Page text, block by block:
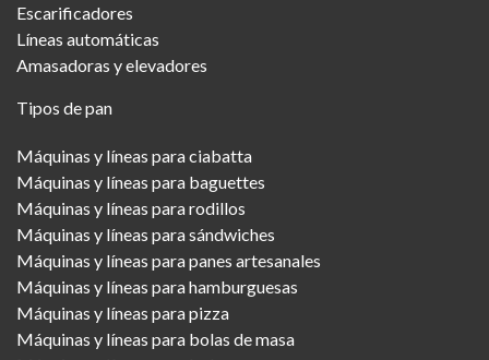
Escarificadores
Líneas automáticas
Amasadoras y elevadores
Tipos de pan
Máquinas y líneas para ciabatta
Máquinas y líneas para baguettes
Máquinas y líneas para rodillos
Máquinas y líneas para sándwiches
Máquinas y líneas para panes artesanales
Máquinas y líneas para hamburguesas
Máquinas y líneas para pizza
Máquinas y líneas para bolas de masa